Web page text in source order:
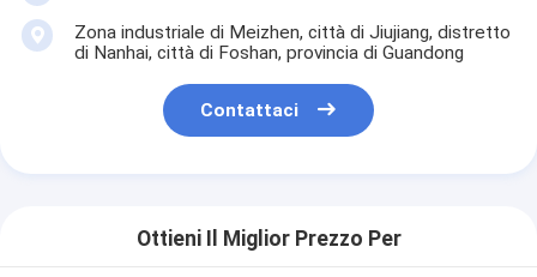
Zona industriale di Meizhen, città di Jiujiang, distretto
di Nanhai, città di Foshan, provincia di Guandong
Contattaci
Ottieni Il Miglior Prezzo Per